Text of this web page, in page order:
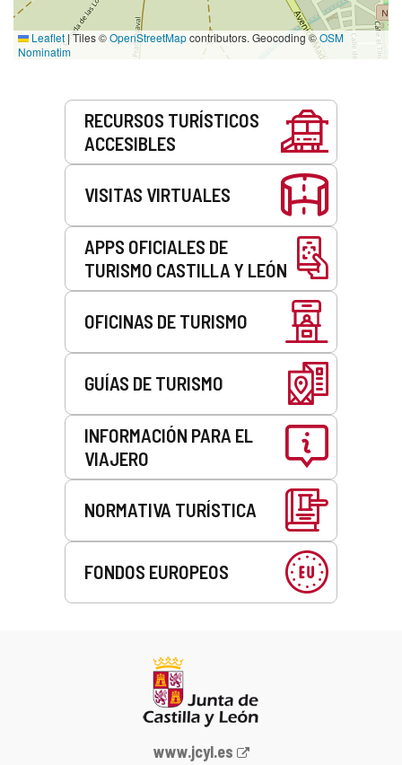
Leaflet|Tiles ©OpenStreetMapcontributors. Geocoding ©OSM
Nominatim
RECURSOS TURÍSTICOS
ACCESIBLES
VISITAS VIRTUALES
APPS OFICIALES DE
TURISMO CASTILLA Y LEÓN
OFICINAS DE TURISMO
GUÍAS DE TURISMO
INFORMACIÓN PARA EL
VIAJERO
NORMATIVA TURÍSTICA
FONDOS EUROPEOS
Portal
www.jcyl.es